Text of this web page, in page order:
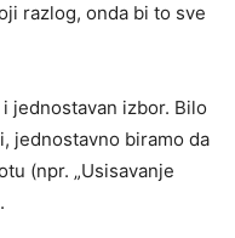
razlog, onda bi to sve
jednostavan izbor. Bilo
jednostavno biramo da
(npr. „Usisavanje